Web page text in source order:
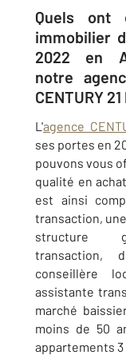
Quels ont
immobilier
2022 en
notre
CENTURY
L'agence
ses portes en
pouvons vous
qualité en
est ainsi
transaction,
structure
transaction,
conseillère
assistante
marché
moins de 50
appartements